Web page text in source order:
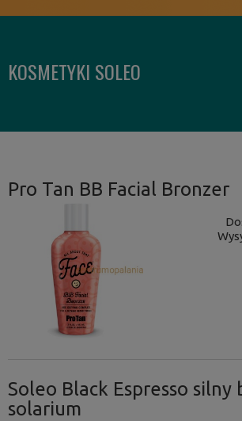
KOSMETYKI SOLEO
Pro Tan BB Facial Bronzer
Soleo Black Espresso silny
solarium